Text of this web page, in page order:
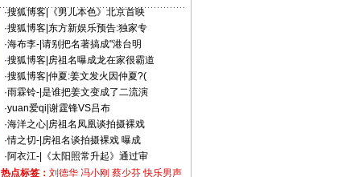
·搜狐博客|
《男儿本色》北京首映
·搜狐博客| 东方新娱乐预告:独家专
·海布李-| 请别把名著搞成"港台明
·搜狐博客| 房祖名曝成龙在家很霸道
·搜狐博客| 仲夏:姜文发火因仲夏?(
·雨霖铃-| 是谁把姜文变成了二流演
·yuan爱qi 谢霆锋VS吕布
·海洋之心| 房祖名凤凰谈拍摄裸戏
·情之切-| 房祖名谈拍摄裸戏 曝成
·阿衣江-|
《太阳照常升起》通过审
热点标签： 刘德华 冯小刚 蔡少芬 快乐男声